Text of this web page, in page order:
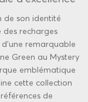
de son identité
recharges
remarquable
Green au Mystery
emblématique
cette collection
de